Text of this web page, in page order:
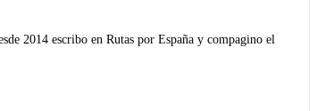
2014 escribo en Rutas por España y compagino el